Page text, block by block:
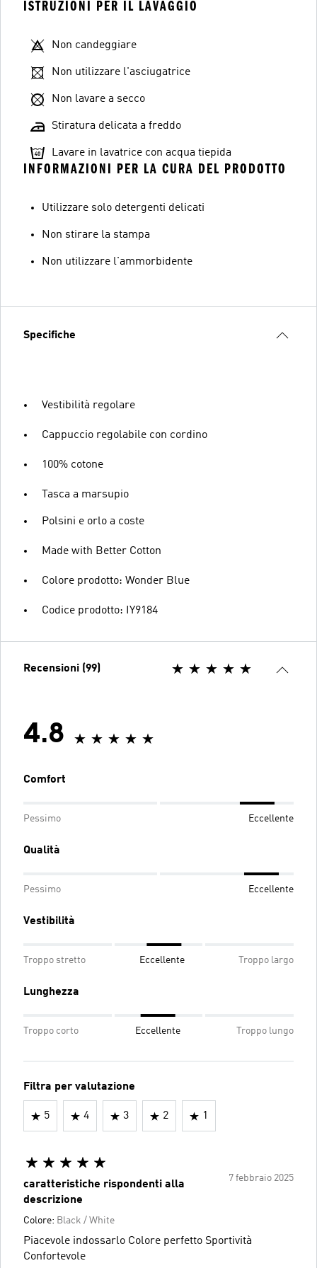
ISTRUZIONI PER IL LAVAGGIO
Non candeggiare
Non utilizzare l'asciugatrice
Non lavare a secco
Stiratura delicata a freddo
Lavare in lavatrice con acqua tiepida
INFORMAZIONI PER LA CURA DEL PRODOTTO
Utilizzare solo detergenti delicati
Non stirare la stampa
Non utilizzare l'ammorbidente
Specifiche
Vestibilità regolare
Cappuccio regolabile con cordino
100% cotone
Tasca a marsupio
Polsini e orlo a coste
Made with Better Cotton
Colore prodotto: Wonder Blue
Codice prodotto: IY9184
Recensioni (99)
4.8
Comfort
Pessimo Eccellente
Qualità
Pessimo Eccellente
Vestibilità
Troppo stretto Eccellente Troppo largo
Lunghezza
Troppo corto Eccellente Troppo lungo
Filtra per valutazione
5 4 3 2 1
7 febbraio 2025
caratteristiche rispondenti alla
descrizione
Colore: Black / White
Piacevole indossarlo Colore perfetto Sportività
Confortevole